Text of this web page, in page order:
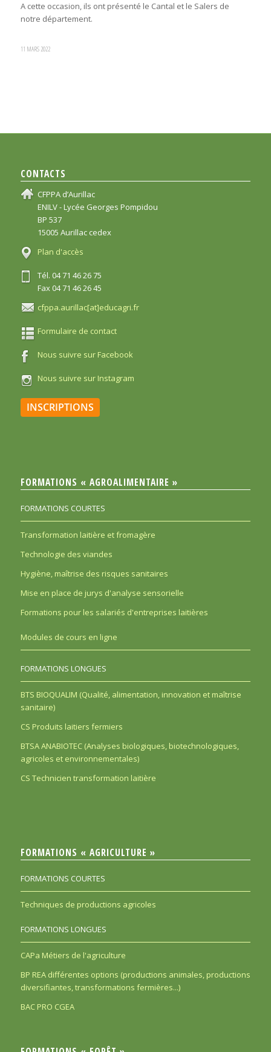
A cette occasion, ils ont présenté le Cantal et le Salers de
notre département.
11 MARS 2022
CONTACTS
CFPPA d’Aurillac
ENILV - Lycée Georges Pompidou
BP 537
15005 Aurillac cedex
Plan d'accès
Tél. 04 71 46 26 75
Fax 04 71 46 26 45
cfppa.aurillac[at]educagri.fr
Formulaire de contact
Nous suivre sur Facebook
Nous suivre sur Instagram
INSCRIPTIONS
FORMATIONS « AGROALIMENTAIRE »
FORMATIONS COURTES
Transformation laitière et fromagère
Technologie des viandes
Hygiène, maîtrise des risques sanitaires
Mise en place de jurys d'analyse sensorielle
Formations pour les salariés d'entreprises laitières
Modules de cours en ligne
FORMATIONS LONGUES
BTS BIOQUALIM (Qualité, alimentation, innovation et maîtrise
sanitaire)
CS Produits laitiers fermiers
BTSA ANABIOTEC (Analyses biologiques, biotechnologiques,
agricoles et environnementales)
CS Technicien transformation laitière
FORMATIONS « AGRICULTURE »
FORMATIONS COURTES
Techniques de productions agricoles
FORMATIONS LONGUES
CAPa Métiers de l'agriculture
BP REA différentes options (productions animales, productions
diversifiantes, transformations fermières...)
BAC PRO CGEA